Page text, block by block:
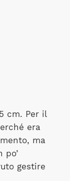
cm. Per il
era
ma
po’
gestire